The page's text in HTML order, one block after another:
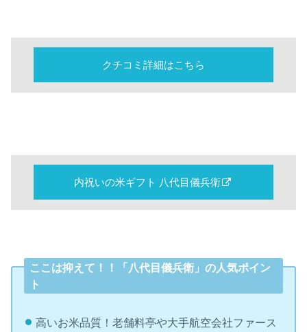
クチコミ詳細はこちら
内祝いの米ギフト 八代目儀兵衛
ここは抑えて！！「八代目儀兵衛」の人気ポイン
ト
高いお米品質！老舗料亭や大手航空会社ファース